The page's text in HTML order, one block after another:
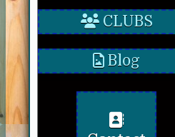
CLUBS
Blog